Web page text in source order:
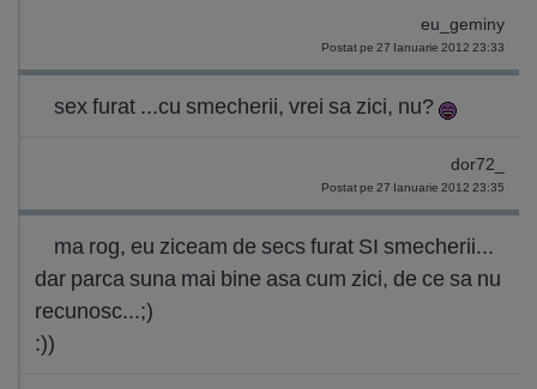
eu_geminy
Postat pe 27 Ianuarie 2012 23:33
sex furat ...cu smecherii, vrei sa zici, nu?
dor72_
Postat pe 27 Ianuarie 2012 23:35
ma rog, eu ziceam de secs furat SI smecherii...
dar parca suna mai bine asa cum zici, de ce sa nu
recunosc...;)
:))